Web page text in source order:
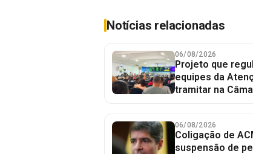
Notícias relacionadas
06/08/2026
Projeto que
equipes da
tramitar na
06/08/2026
Coligação de
suspensão de